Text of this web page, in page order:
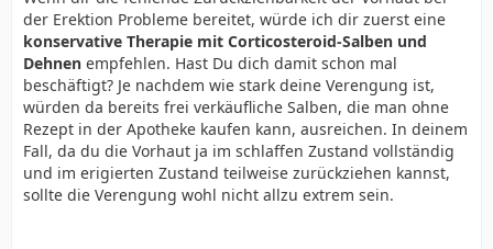
der Erektion Probleme bereitet, würde ich dir zuerst eine
konservative Therapie mit Corticosteroid-Salben und
Dehnen empfehlen. Hast Du dich damit schon mal
beschäftigt? Je nachdem wie stark deine Verengung ist,
würden da bereits frei verkäufliche Salben, die man ohne
Rezept in der Apotheke kaufen kann, ausreichen. In deinem
Fall, da du die Vorhaut ja im schlaffen Zustand vollständig
und im erigierten Zustand teilweise zurückziehen kannst,
sollte die Verengung wohl nicht allzu extrem sein.